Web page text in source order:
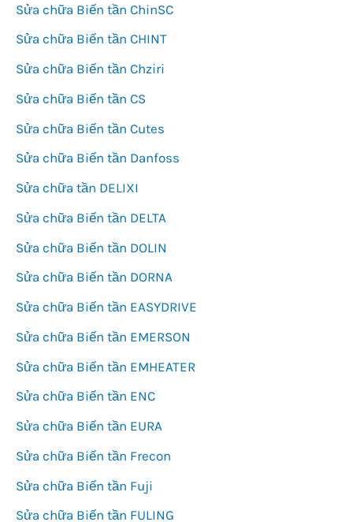
Sửa chữa Biến tần ChinSC
Sửa chữa Biến tần CHINT
Sửa chữa Biến tần Chziri
Sửa chữa Biến tần CS
Sửa chữa Biến tần Cutes
Sửa chữa Biến tần Danfoss
Sửa chữa tần DELIXI
Sửa chữa Biến tần DELTA
Sửa chữa Biến tần DOLIN
Sửa chữa Biến tần DORNA
Sửa chữa Biến tần EASYDRIVE
Sửa chữa Biến tần EMERSON
Sửa chữa Biến tần EMHEATER
Sửa chữa Biến tần ENC
Sửa chữa Biến tần EURA
Sửa chữa Biến tần Frecon
Sửa chữa Biến tần Fuji
Sửa chữa Biến tần FULING